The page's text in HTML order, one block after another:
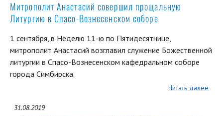
Митрополит Анастасий совершил прощальную
Литургию в Спасо-Вознесенском соборе
1 сентября, в Неделю 11-ю по Пятидесятнице,
митрополит Анастасий возглавил служение Божественной
литургии в Спасо-Вознесенском кафедральном соборе
города Симбирска.
Читать далее
31.08.2019